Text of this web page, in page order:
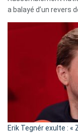
a balayé d’un revers
Erik Tegnér exulte :